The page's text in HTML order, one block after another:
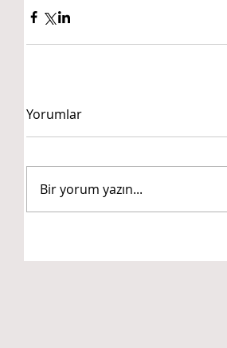
Yorumlar
Bir yorum yazın...